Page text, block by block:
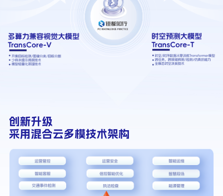
创新升级
采用混合云多模技术架构